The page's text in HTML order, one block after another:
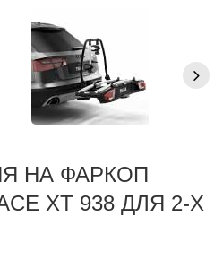
НА ФАРКОП
XT 938 ДЛЯ 2-Х